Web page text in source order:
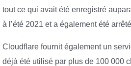
tout ce qui avait été enregistré
à l’été 2021 et a également été
Cloudflare fournit également un
déjà été utilisé par plus de 100 000